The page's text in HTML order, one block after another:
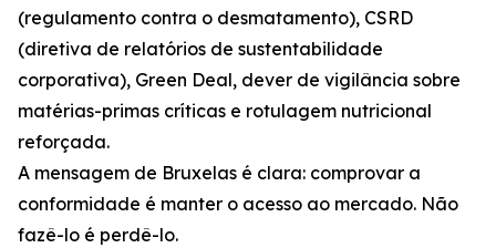
(regulamento contra o desmatamento), CSRD
(diretiva de relatórios de sustentabilidade
corporativa), Green Deal, dever de vigilância sobre
matérias-primas críticas e rotulagem nutricional
reforçada.
A mensagem de Bruxelas é clara: comprovar a
conformidade é manter o acesso ao mercado. Não
fazê-lo é perdê-lo.